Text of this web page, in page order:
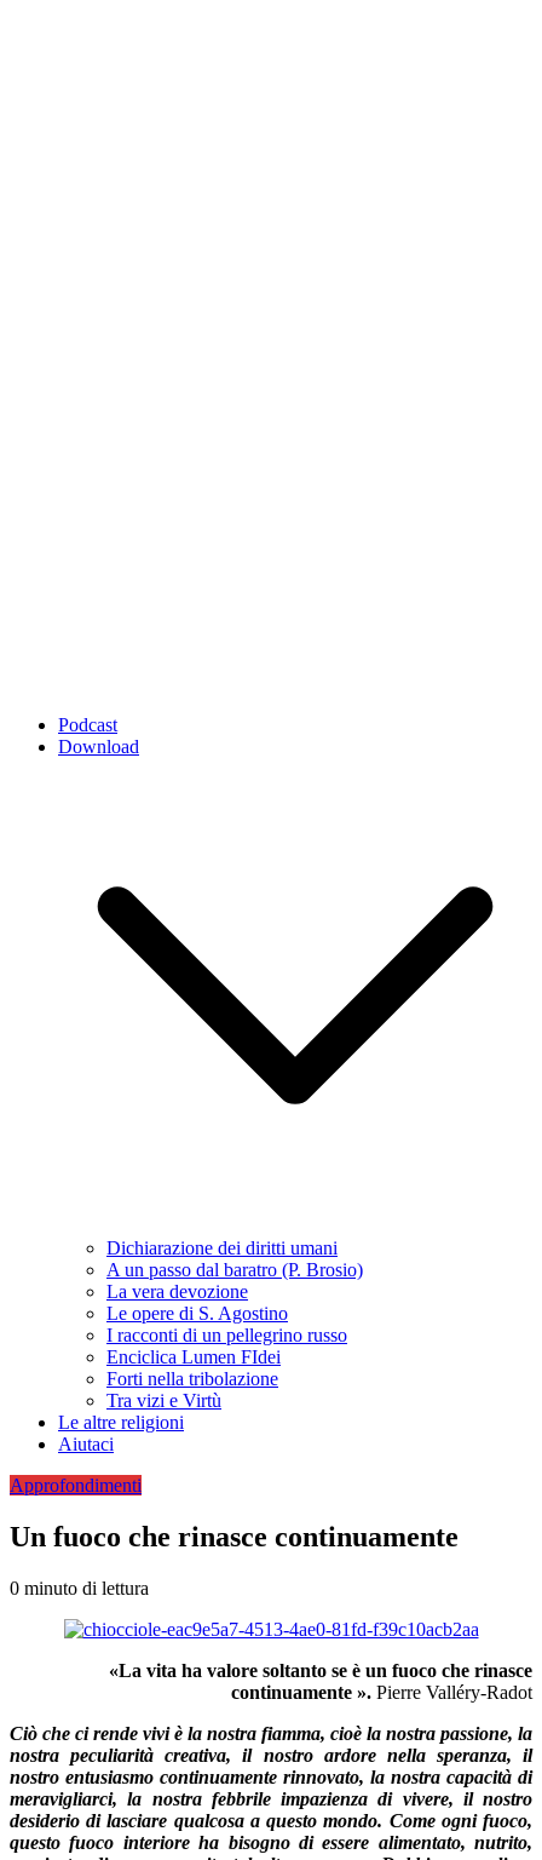
Podcast
Download
Dichiarazione dei diritti umani
A un passo dal baratro (P. Brosio)
La vera devozione
Le opere di S. Agostino
I racconti di un pellegrino russo
Enciclica Lumen FIdei
Forti nella tribolazione
Tra vizi e Virtù
Le altre religioni
Aiutaci
Approfondimenti
Un fuoco che rinasce continuamente
0 minuto di lettura
«La vita ha valore soltanto se è un fuoco che rinasce
continuamente ». Pierre Valléry-Radot
Ciò che ci rende vivi è la nostra fiamma, cioè la no­stra passione, la
nostra peculiarità creativa, il nostro ardore nella speranza, il
nostro entusiasmo continua­mente rinnovato, la nostra capacità di
meravigliar­ci, la nostra febbrile impazienza di vivere, il nostro
desiderio di lasciare qualcosa a questo mondo. Co­me ogni fuoco,
questo fuoco interiore ha bisogno di essere alimentato, nutrito,